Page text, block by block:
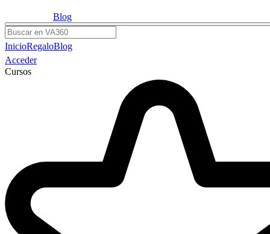
Blog
Buscar
InicioRegaloBlog
Acceder
Cursos